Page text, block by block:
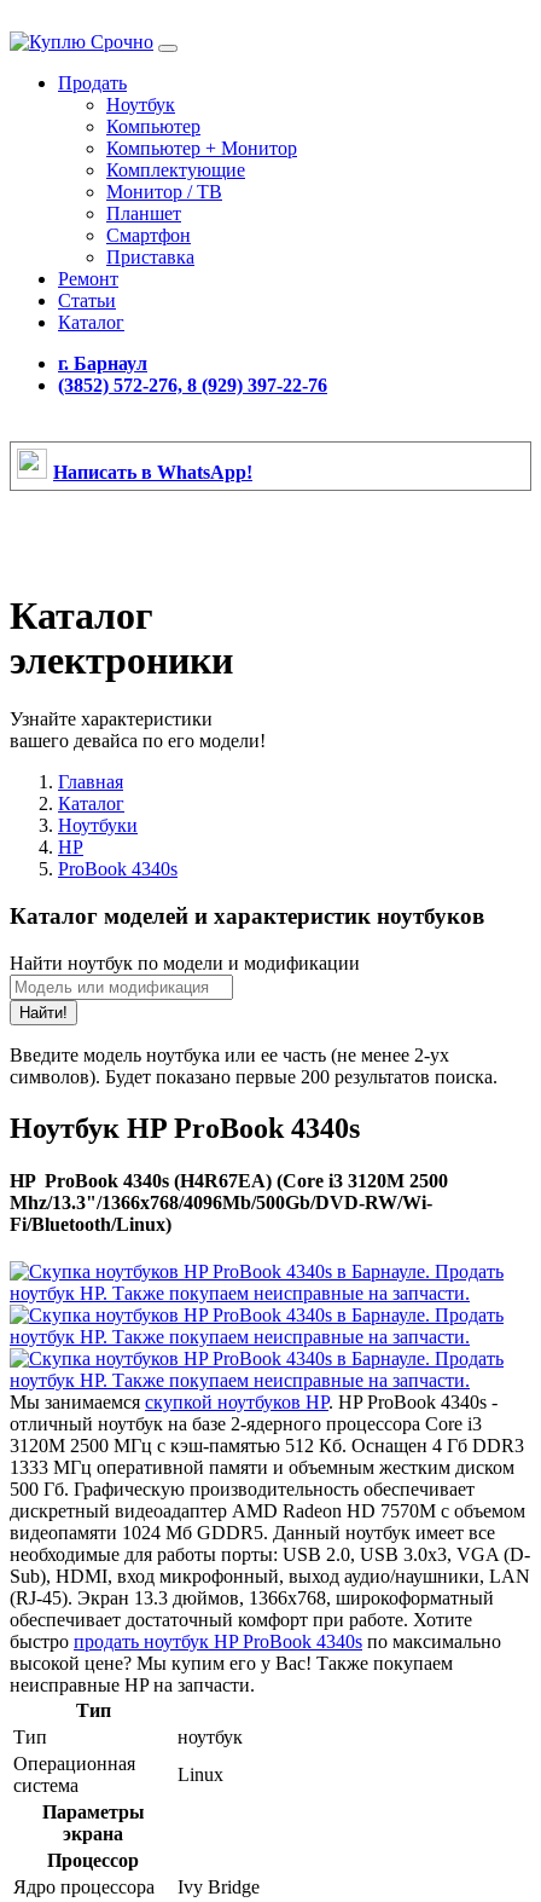
Продать
Ноутбук
Компьютер
Компьютер + Монитор
Комплектующие
Монитор / ТВ
Планшет
Смартфон
Приставка
Ремонт
Статьи
Каталог
г. Барнаул
(3852) 572-276, 8 (929) 397-22-76
Написать в WhatsApp!
Каталог
электроники
Узнайте характеристики
вашего девайса по его модели!
Главная
Каталог
Ноутбуки
HP
ProBook 4340s
Каталог моделей и характеристик ноутбуков
Найти ноутбук по модели и модификации
Найти!
Введите модель ноутбука или ее часть (не менее 2-ух
символов). Будет показано первые 200 результатов поиска.
Ноутбук HP ProBook 4340s
HP ProBook 4340s (H4R67EA) (Core i3 3120M 2500
Mhz/13.3"/1366x768/4096Mb/500Gb/DVD-RW/Wi-
Fi/Bluetooth/Linux)
Мы занимаемся скупкой ноутбуков HP. HP ProBook 4340s -
отличный ноутбук на базе 2-ядерного процессора Core i3
3120M 2500 МГц с кэш-памятью 512 Кб. Оснащен 4 Гб DDR3
1333 МГц оперативной памяти и объемным жестким диском
500 Гб. Графическую производительность обеспечивает
дискретный видеоадаптер AMD Radeon HD 7570M с объемом
видеопамяти 1024 Мб GDDR5. Данный ноутбук имеет все
необходимые для работы порты: USB 2.0, USB 3.0x3, VGA (D-
Sub), HDMI, вход микрофонный, выход аудио/наушники, LAN
(RJ-45). Экран 13.3 дюймов, 1366x768, широкоформатный
обеспечивает достаточный комфорт при работе. Хотите
быстро продать ноутбук HP ProBook 4340s по максимально
высокой цене? Мы купим его у Вас! Также покупаем
неисправные HP на запчасти.
Тип
Тип
ноутбук
Операционная
система
Linux
Параметры
экрана
Процессор
Ядро процессора
Ivy Bridge